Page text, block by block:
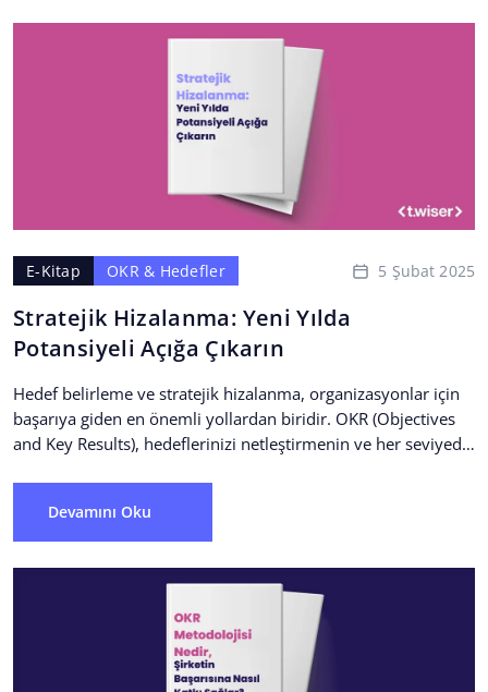
E-Kitap OKR & Hedefler 5 Şubat 2025
Stratejik Hizalanma: Yeni Yılda
Potansiyeli Açığa Çıkarın
Hedef belirleme ve stratejik hizalanma, organizasyonlar için
başarıya giden en önemli yollardan biridir. OKR (Objectives
and Key Results), hedeflerinizi netleştirmenin ve her seviyede
Devamını Oku